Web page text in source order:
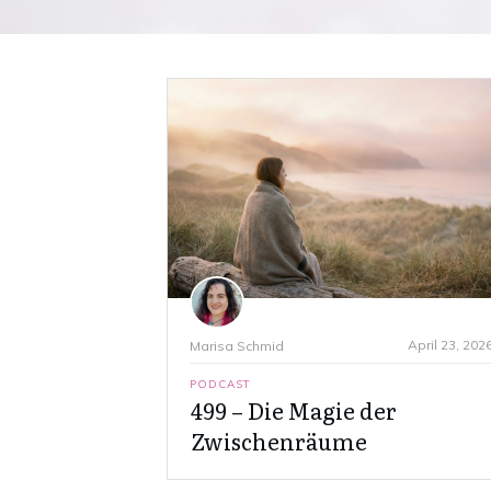
Marisa Schmid April 23,
PODCAST
499 – Die Magie der
Zwischenräume